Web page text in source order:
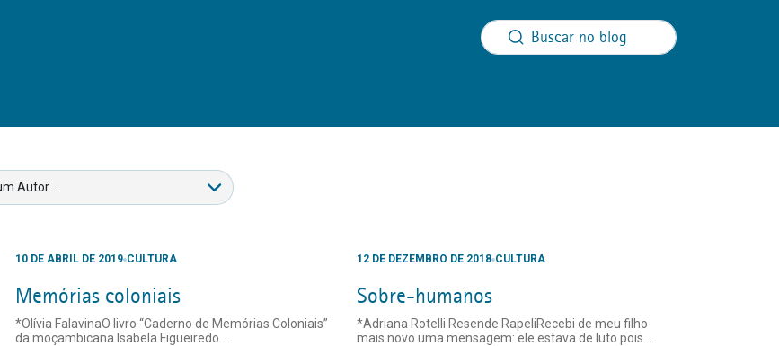
10 DE ABRIL DE 2019 CULTURA
Memórias coloniais
*Olívia FalavinaO livro “Caderno de Memórias Coloniais”
da moçambicana Isabela Figueiredo...
12 DE DEZEMBRO DE 2018 CULTURA
Sobre-humanos
*Adriana Rotelli Resende RapeliRecebi de meu filho
mais novo uma mensagem: ele estava de luto pois...